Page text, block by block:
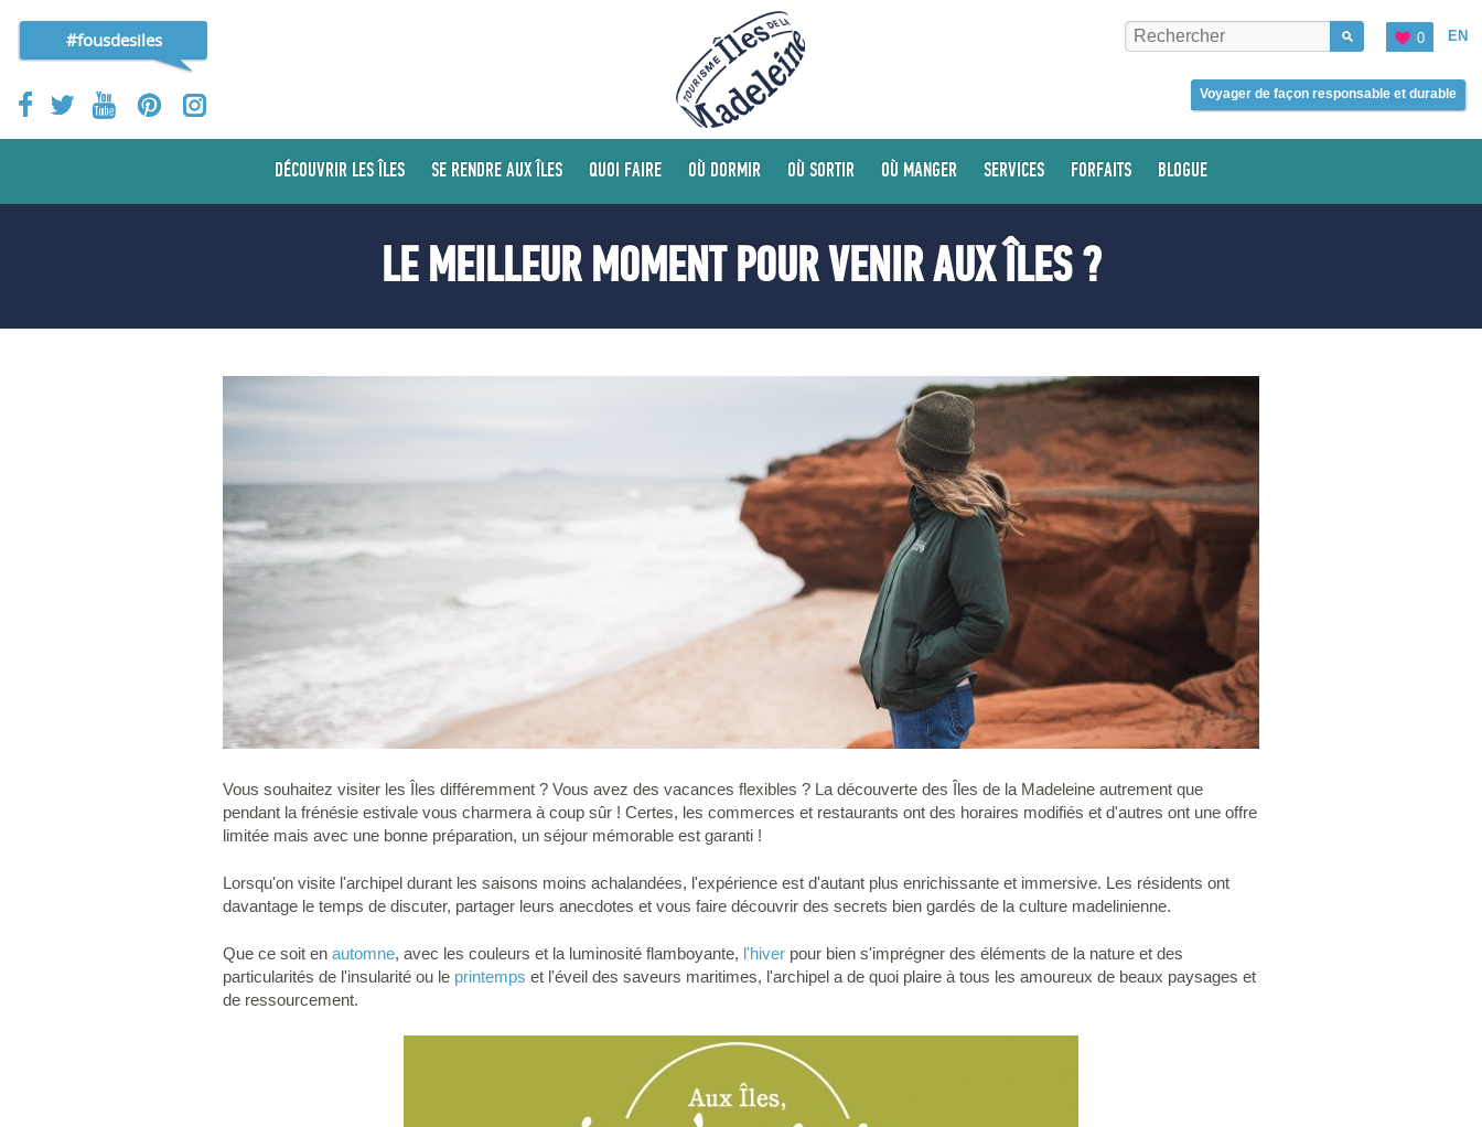
#fousdesiles EN
0
Voyager de façon responsable et durable
DÉCOUVRIR LES ÎLES SE RENDRE AUX ÎLES QUOI FAIRE OÙ DORMIR OÙ SORTIR OÙ MANGER SERVICES FORFAITS BLOGUE
LE MEILLEUR MOMENT POUR VENIR AUX ÎLES ?
Vous souhaitez visiter les Îles différemment ? Vous avez des vacances flexibles ? La découverte des Îles de la Madeleine autrement que
pendant la frénésie estivale vous charmera à coup sûr ! Certes, les commerces et restaurants ont des horaires modifiés et d'autres ont une offre
limitée mais avec une bonne préparation, un séjour mémorable est garanti !
Lorsqu'on visite l'archipel durant les saisons moins achalandées, l'expérience est d'autant plus enrichissante et immersive. Les résidents ont
davantage le temps de discuter, partager leurs anecdotes et vous faire découvrir des secrets bien gardés de la culture madelinienne.
Que ce soit en automne, avec les couleurs et la luminosité flamboyante, l'hiver pour bien s'imprégner des éléments de la nature et des
particularités de l'insularité ou le printemps et l'éveil des saveurs maritimes, l'archipel a de quoi plaire à tous les amoureux de beaux paysages et
de ressourcement.